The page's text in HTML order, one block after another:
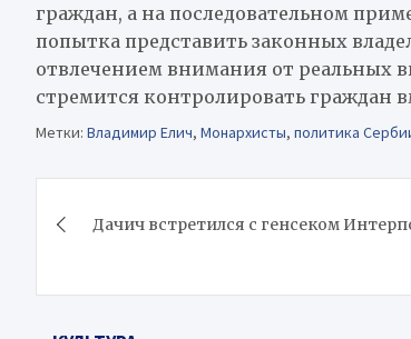
граждан, а на последовательном
попытка представить законных
отвлечением внимания от реальных
стремится контролировать граждан
Метки: Владимир Елич, Монархисты, политика
по
записям
Дачич встретился с генсеком